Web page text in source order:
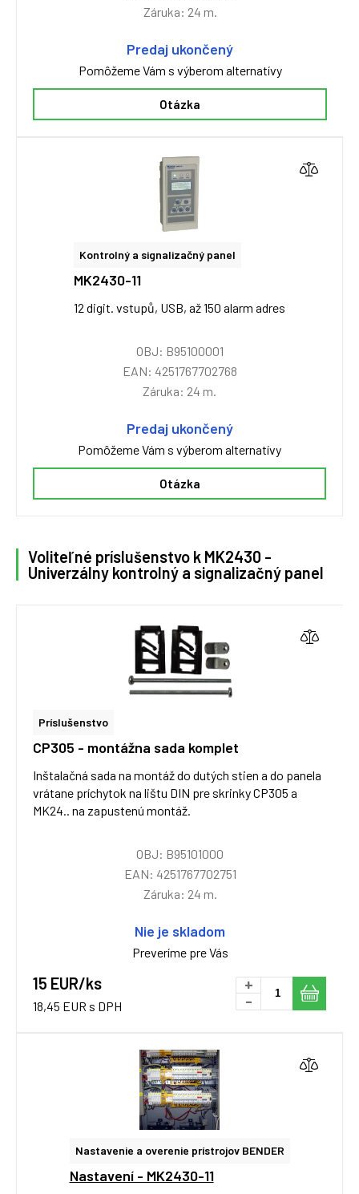
Záruka: 24 m.
Predaj ukončený
Pomôžeme Vám s výberom alternatívy
Otázka
Kontrolný a signalizačný panel
MK2430-11
12 digit. vstupů, USB, až 150 alarm adres
OBJ: B95100001
EAN: 4251767702768
Záruka: 24 m.
Predaj ukončený
Pomôžeme Vám s výberom alternatívy
Otázka
Voliteľné príslušenstvo k MK2430 -
Univerzálny kontrolný a signalizačný panel
Príslušenstvo
CP305 - montážna sada komplet
Inštalačná sada na montáž do dutých stien a do panela
vrátane príchytok na lištu DIN pre skrinky CP305 a
MK24.. na zapustenú montáž.
OBJ: B95101000
EAN: 4251767702751
Záruka: 24 m.
Nie je skladom
Preveríme pre Vás
15 EUR/ks
18,45 EUR s DPH
+
-
Nastavenie a overenie prístrojov BENDER
Nastavení - MK2430-11